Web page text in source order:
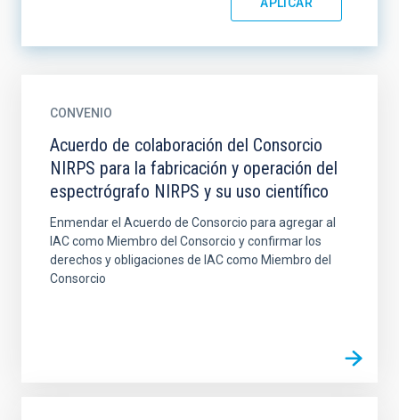
CONVENIO
Acuerdo de colaboración del Consorcio
NIRPS para la fabricación y operación del
espectrógrafo NIRPS y su uso científico
Enmendar el Acuerdo de Consorcio para agregar al
IAC como Miembro del Consorcio y confirmar los
derechos y obligaciones de IAC como Miembro del
Consorcio